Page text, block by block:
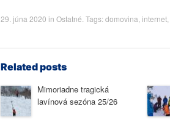
29. júna 2020 in Ostatné . Tags:domovina internet
Related posts
Mimoriadne tragická
lavínová sezóna 25/26